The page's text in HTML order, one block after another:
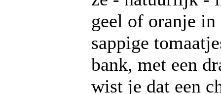
geel of oranje
sappige
bank, met een
wist je dat een